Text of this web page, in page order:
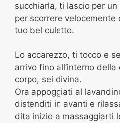
succhiarla, ti lascio per
per scorrere velocemente
tuo bel culetto.
Lo accarezzo, ti tocco e
arrivo fino all’interno
corpo, sei divina.
Ora appoggiati al
distenditi in avanti e
dita inizio a massaggiarti